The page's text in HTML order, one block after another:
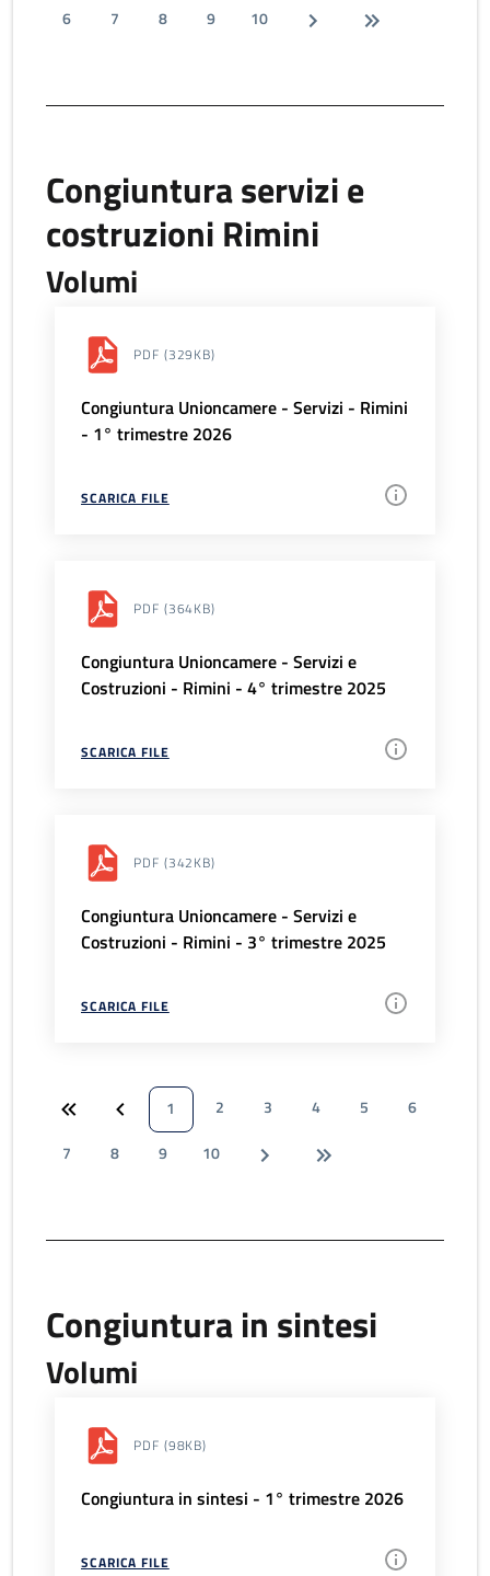
6
7 8 9 10
Congiuntura servizi e
costruzioni Rimini
Volumi
PDF (329KB)
Congiuntura Unioncamere - Servizi - Rimini
- 1° trimestre 2026
SCARICA FILE
PDF (364KB)
Congiuntura Unioncamere - Servizi e
Costruzioni - Rimini - 4° trimestre 2025
SCARICA FILE
PDF (342KB)
Congiuntura Unioncamere - Servizi e
Costruzioni - Rimini - 3° trimestre 2025
SCARICA FILE
1 2 3 4 5
6
7
8 9 10
Congiuntura in sintesi
Volumi
PDF (98KB)
Congiuntura in sintesi - 1° trimestre 2026
SCARICA FILE